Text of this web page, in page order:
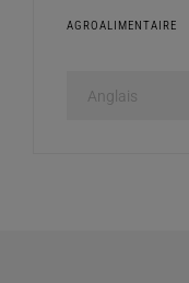
AGROALIMENTAIRE